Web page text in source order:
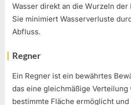
Wasser direkt an die Wurzeln
Sie minimiert Wasserverluste
Abfluss.
Regner
Ein Regner ist ein bewährtes
das eine gleichmäßige Verteilung
bestimmte Fläche ermöglicht